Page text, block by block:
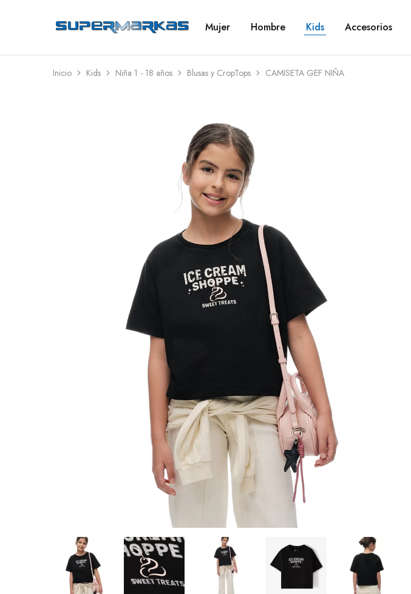
SuperMarkas
Ropa
Envío
gratis*
Mujer Hombre Kids Accesorios
Inicio Kids Niña 1 - 18 años Blusas y CropTops CAMISETA GEF NIÑA